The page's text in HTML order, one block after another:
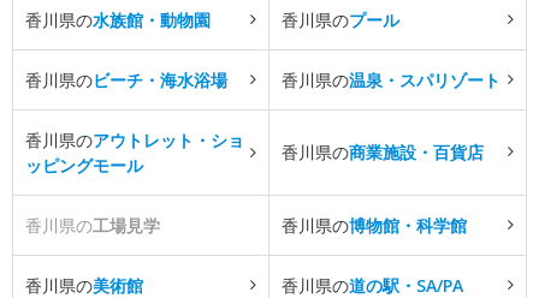
香川県の水族館・動物園 香川県のプール
香川県のビーチ・海水浴場 香川県の温泉・スパリゾート
香川県のアウトレット・ショ
ッピングモール
香川県の商業施設・百貨店
香川県の工場見学 香川県の博物館・科学館
香川県の美術館 香川県の道の駅・SA/PA